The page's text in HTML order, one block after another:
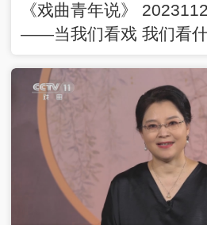
《戏曲青年说》
——当我们看戏 我们看什